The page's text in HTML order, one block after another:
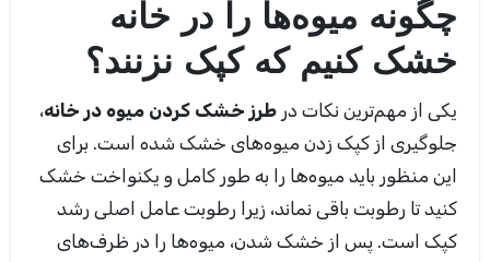
چگونه میوه‌ها را در خانه
خشک کنیم که کپک نزنند؟
یکی از مهم‌ترین نکات در طرز خشک کردن میوه در خانه،
جلوگیری از کپک زدن میوه‌های خشک شده است. برای
این منظور باید میوه‌ها را به طور کامل و یکنواخت خشک
کنید تا رطوبت باقی نماند، زیرا رطوبت عامل اصلی رشد
کپک است. پس از خشک شدن، میوه‌ها را در ظرف‌های